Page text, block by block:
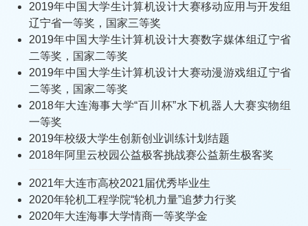
2019年中国大学生计算机设计大赛移动应用与开发组
辽宁省一等奖，国家三等奖
2019年中国大学生计算机设计大赛数字媒体组辽宁省
二等奖，国家二等奖
2019年中国大学生计算机设计大赛动漫游戏组辽宁省
二等奖，国家二等奖
2018年大连海事大学“百川杯”水下机器人大赛实物组
一等奖
2019年校级大学生创新创业训练计划结题
2018年阿里云校园公益极客挑战赛公益新生极客奖
2021年大连市高校2021届优秀毕业生
2020年轮机工程学院“轮机力量”追梦力行奖
2020年大连海事大学情商一等奖学金